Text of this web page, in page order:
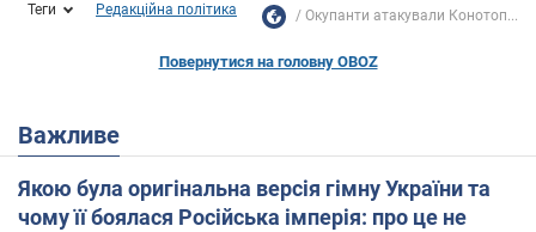
Теги Редакційна політика Окупанти атакували Конотоп...
Повернутися на головну OBOZ
Важливе
Якою була оригінальна версія гімну України та
чому її боялася Російська імперія: про це не